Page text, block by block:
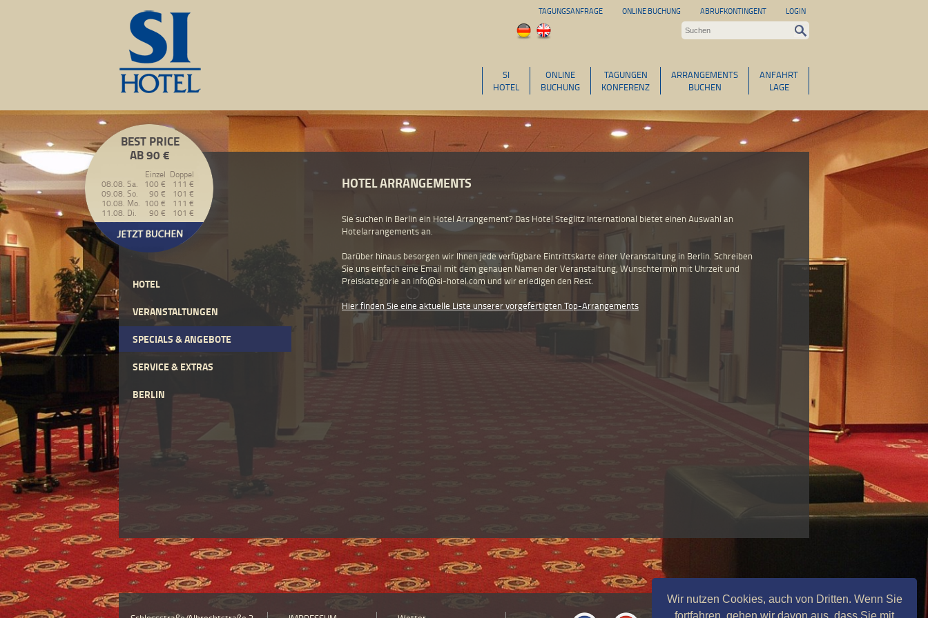
Wir nutzen Cookies, auch von Dritten. Wenn Sie
fortfahren, gehen wir davon aus, dass Sie mit
TAGUNGSANFRAGE ONLINE BUCHUNG ABRUFKONTINGENT LOGIN
ANFAHRT
LAGE
ARRANGEMENTS
BUCHEN
TAGUNGEN
KONFERENZ
ONLINE
BUCHUNG
SI
HOTEL
BEST PRICE
AB 90 €
Einzel Doppel
08.08. Sa.
100 €
111 €
09.08. So.
90 €
101 €
10.08. Mo. 100 €
111 €
11.08. Di.
90 € 101 €
HOTEL
VERANSTALTUNGEN
SPECIALS & ANGEBOTE
SERVICE & EXTRAS
BERLIN
HOTEL ARRANGEMENTS
Sie suchen in Berlin ein Hotel Arrangement? Das Hotel Steglitz International bietet einen Auswahl an
Hotelarrangements an.
Darüber hinaus besorgen wir Ihnen jede verfügbare Eintrittskarte einer Veranstaltung in Berlin. Schreiben
Sie uns einfach eine Email mit dem genauen Namen der Veranstaltung, Wunschtermin mit Uhrzeit und
Preiskategorie an info@si-hotel.com und wir erledigen den Rest.
Hier finden Sie eine aktuelle Liste unserer vorgefertigten Top-Arrangements